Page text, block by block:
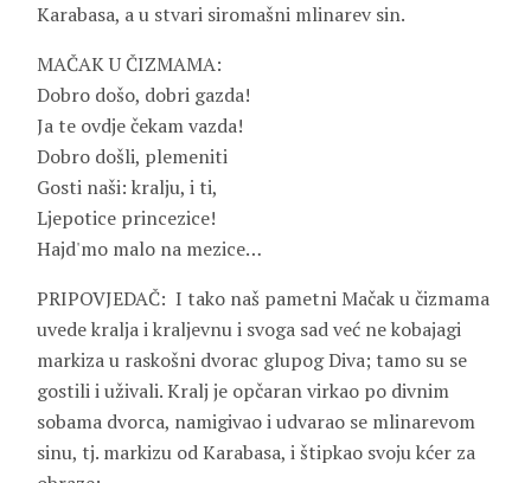
Karabasa, a u stvari siromašni mlinarev sin.
MAČAK U ČIZMAMA:
Dobro došo, dobri gazda!
Ja te ovdje čekam vazda!
Dobro došli, plemeniti
Gosti naši: kralju, i ti,
Ljepotice princezice!
Hajd'mo malo na mezice…
PRIPOVJEDAČ: I tako naš pametni Mačak u čizmama
uvede kralja i kraljevnu i svoga sad već ne kobajagi
markiza u raskošni dvorac glupog Diva; tamo su se
gostili i uživali. Kralj je opčaran virkao po divnim
sobama dvorca, namigivao i udvarao se mlinarevom
sinu, tj. markizu od Karabasa, i štipkao svoju kćer za